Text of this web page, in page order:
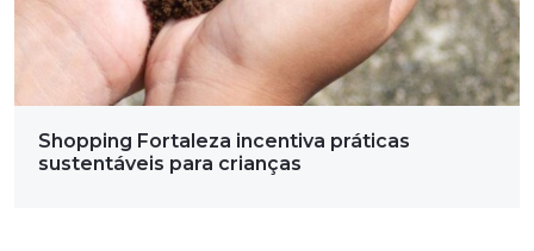
Shopping Fortaleza incentiva práticas
sustentáveis para crianças